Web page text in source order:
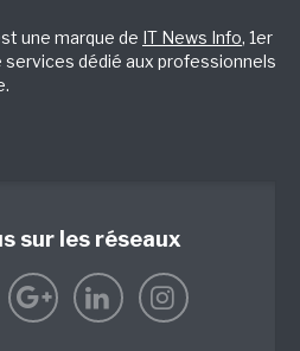
une marque de IT News Info, 1er
dédié aux professionnels
sur les réseaux